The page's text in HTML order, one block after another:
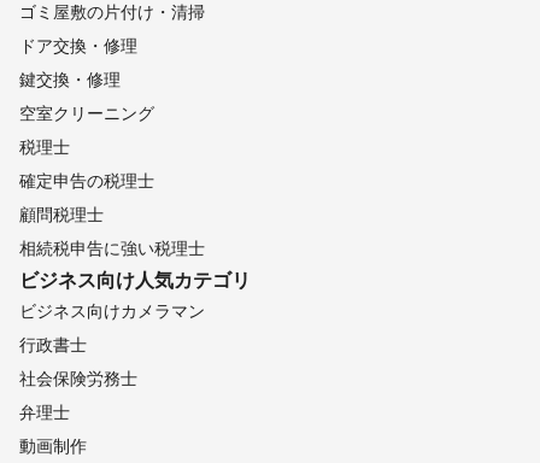
ゴミ屋敷の片付け・清掃
ドア交換・修理
鍵交換・修理
空室クリーニング
税理士
確定申告の税理士
顧問税理士
相続税申告に強い税理士
ビジネス向け人気カテゴリ
ビジネス向けカメラマン
行政書士
社会保険労務士
弁理士
動画制作